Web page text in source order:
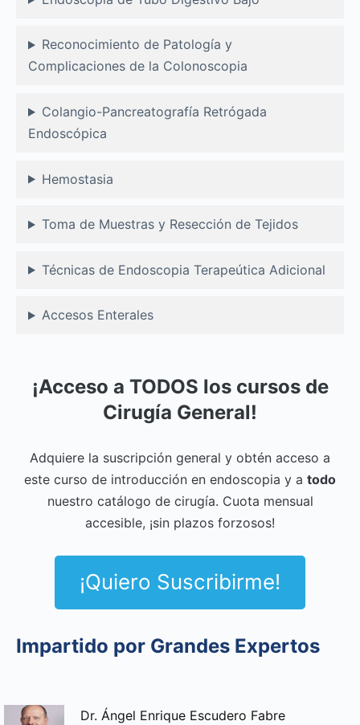
Reconocimiento de Patología y
Complicaciones de la Colonoscopia
Colangio-Pancreatografía Retrógada
Endoscópica
Hemostasia
Toma de Muestras y Resección de Tejidos
Técnicas de Endoscopia Terapeútica Adicional
Accesos Enterales
¡Acceso a TODOS los cursos de
Cirugía General!
Adquiere la suscripción general y obtén acceso a
este curso de introducción en endoscopia y a todo
nuestro catálogo de cirugía. Cuota mensual
accesible, ¡sin plazos forzosos!
¡Quiero Suscribirme!
Impartido por Grandes Expertos
Dr. Ángel Enrique Escudero Fabre